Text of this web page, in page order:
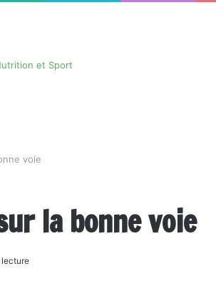
voie
la bonne voie
lecture